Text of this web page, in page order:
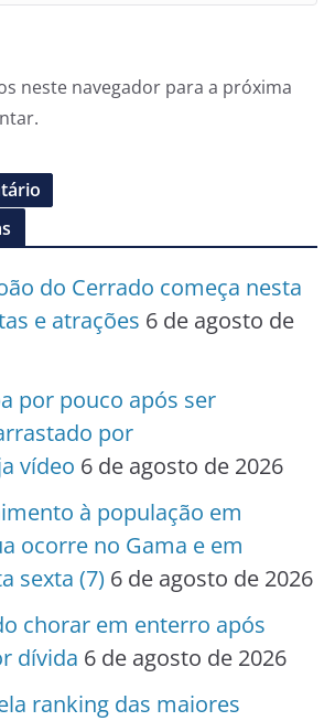
neste navegador para a próxima
do Cerrado começa nesta
e atrações 6 de agosto de
por pouco após ser
por
vídeo 6 de agosto de 2026
à população em
ocorre no Gama e em
sexta (7) 6 de agosto de 2026
chorar em enterro após
dívida 6 de agosto de 2026
ranking das maiores